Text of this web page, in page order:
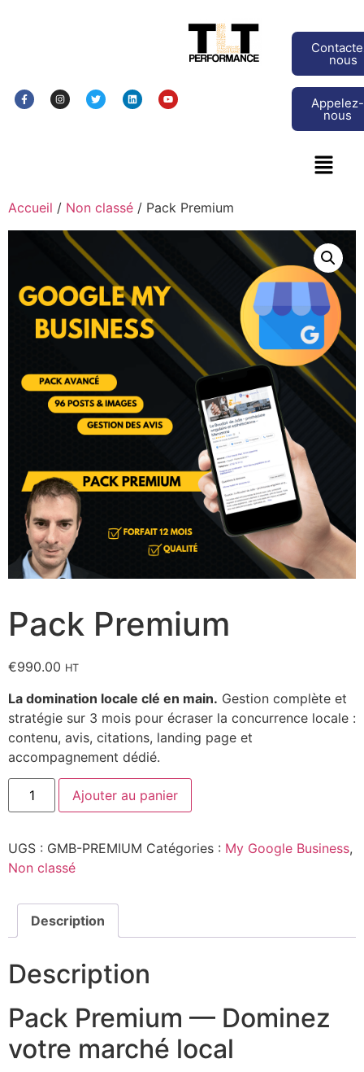
nous
Appelez-
nous
Accueil / Non classé / Pack Premium
Pack Premium
€990.00 HT
La domination locale clé en main. Gestion complète et
stratégie sur 3 mois pour écraser la concurrence locale :
contenu, avis, citations, landing page et
accompagnement dédié.
Ajouter au panier
UGS : GMB-PREMIUM Catégories : My Google Business,
Non classé
Description
Description
Pack Premium — Dominez
votre marché local